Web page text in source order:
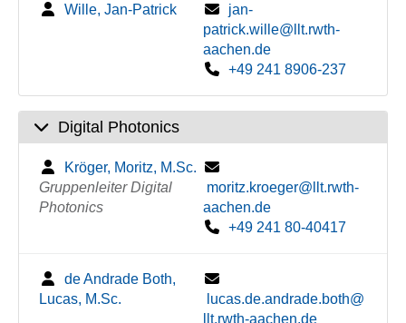
Wille, Jan-Patrick
jan-
patrick.wille@llt.rwth-
aachen.de
+49 241 8906-237
Digital Photonics
Kröger, Moritz, M.Sc.
Gruppenleiter Digital
Photonics
moritz.kroeger@llt.rwth-
aachen.de
+49 241 80-40417
de Andrade Both,
Lucas, M.Sc.
lucas.de.andrade.both@
llt.rwth-aachen.de